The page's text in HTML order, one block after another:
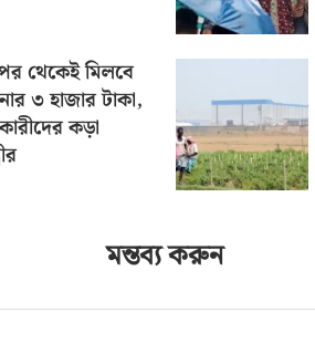
থেকেই মিলবে
৩ হাজার টাকা,
কড়া
মন্তব্য করুন